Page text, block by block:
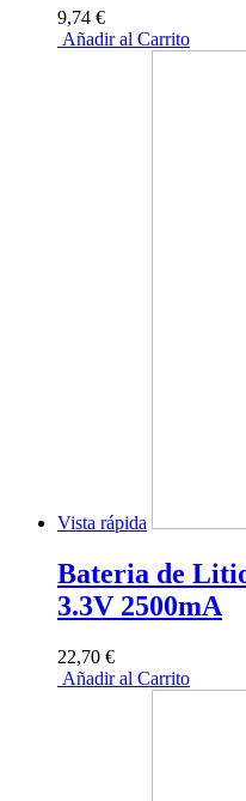
9,74 €
Añadir al Carrito
Vista rápida
Bateria de
3.3V 2500mA
22,70 €
Añadir al Carrito